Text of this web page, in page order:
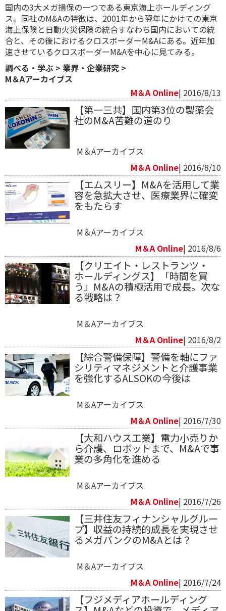
国内の3大メガ損保の一つである東京海上ホールディング
ス。同社のM&Aの特徴は、2001年から翌年にかけての東京
海上保険と日動火災保険の統合すなわち国内においての統
合と、その後におけるクロスボーダーM&Aにある。近年加
速させているクロスボーダーM&Aを中心に見てみる。
調べる・学ぶ > 業界・企業研究 >
M＆Aアーカイブス
M＆A Online| 2016/8/13
【第一三共】国内第3位の製薬会
社のM&A苦難の道のり
M＆Aアーカイブス
M＆A Online| 2016/8/10
【エムスリー】M&Aを活用して業
容を急拡大させ、医療業界に確変
をもたらす
M＆Aアーカイブス
M＆A Online| 2016/8/6
【クリエイト・レストランツ・
ホールディングス】「時間を買
う」M&Aの積極活用で成長。次な
る戦略は？
M＆Aアーカイブス
M＆A Online| 2016/8/2
【綜合警備保障】警備を軸にファ
シリティマネジメントと介護事業
を強化するALSOKの今後は
M＆Aアーカイブス
M＆A Online| 2016/7/30
【大和ハウス工業】電力小売りか
ら介護、ロボットまで、M&Aで事
業の多角化を進める
M＆Aアーカイブス
M＆A Online| 2016/7/26
【三井住友フィナンシャルグルー
プ】収益の持続的成長を実現させ
るメガバンクのM&Aとは？
M＆Aアーカイブス
M＆A Online| 2016/7/24
【フジメディアホールディング